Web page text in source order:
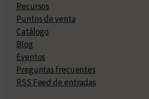
Recursos
Puntos de venta
Catálogo
Blog
Eventos
Preguntas frecuentes
RSS Feed de entradas